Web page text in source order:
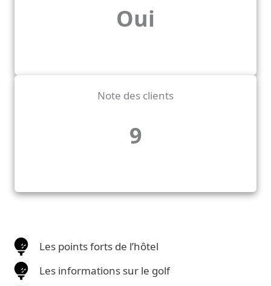
Oui
Note des clients
9
Les points forts de l’hôtel
Les informations sur le golf